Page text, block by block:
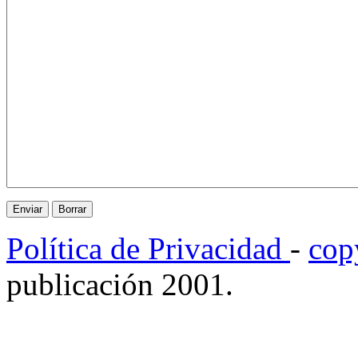
Política de Privacidad -
publicación 2001.